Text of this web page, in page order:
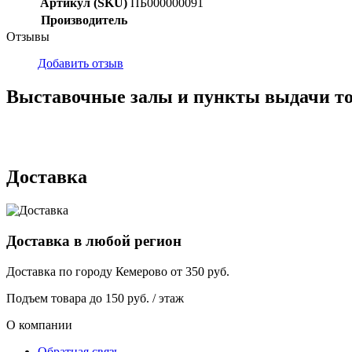
Производитель
Отзывы
Добавить отзыв
Выставочные залы и пункты выдачи
Доставка
Доставка в любой регион
Доставка по городу Кемерово от 350 руб.
Подъем товара до 150 руб. / этаж
О компании